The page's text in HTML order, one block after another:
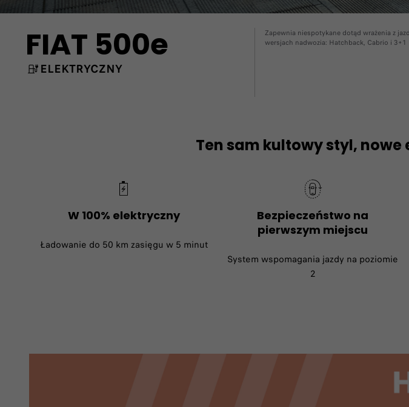
FIAT 500e
ELEKTRYCZNY
Zapewnia niespotykane dotąd wrażenia z
wersjach nadwozia: Hatchback, Cabrio i 3+1
Ten sam kultowy styl,
W 100% elektryczny
Ładowanie do 50 km zasięgu w 5 minut
Bezpieczeństwo na
pierwszym miejscu
System wspomagania jazdy na poziomie
2​